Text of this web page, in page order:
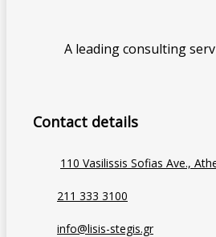
A leading consulting
Contact details
110 Vasilissis Sofias Ave.,
211 333 3100
info@lisis-stegis.gr